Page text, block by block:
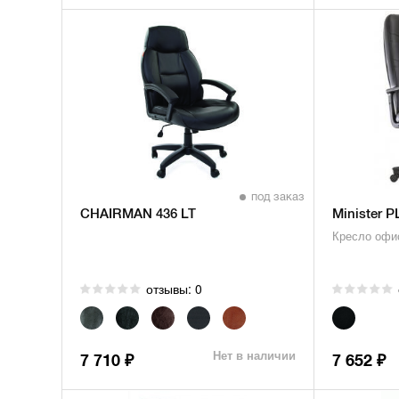
под заказ
CHAIRMAN 436 LT
отзывы: 0
7 710 ₽ Нет в наличии
Minister
Кресло
7 652 ₽